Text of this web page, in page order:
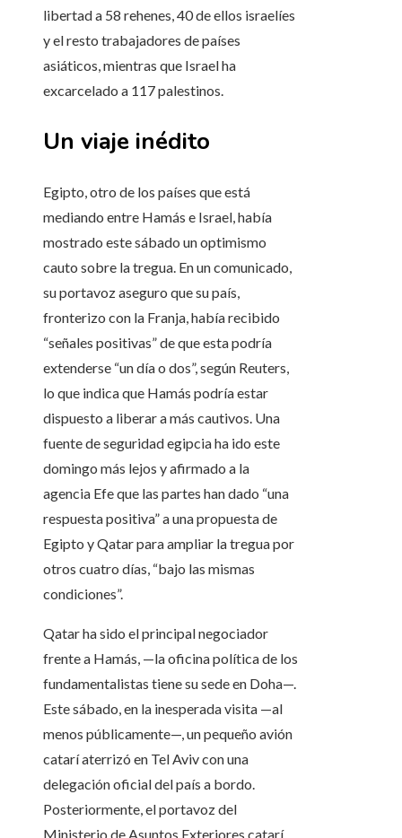
libertad a 58 rehenes, 40 de ellos israelíes
y el resto trabajadores de países
asiáticos, mientras que Israel ha
excarcelado a 117 palestinos.
Un viaje inédito
Egipto, otro de los países que está
mediando entre Hamás e Israel, había
mostrado este sábado un optimismo
cauto sobre la tregua. En un comunicado,
su portavoz aseguro que su país,
fronterizo con la Franja, había recibido
“señales positivas” de que esta podría
extenderse “un día o dos”, según Reuters,
lo que indica que Hamás podría estar
dispuesto a liberar a más cautivos. Una
fuente de seguridad egipcia ha ido este
domingo más lejos y afirmado a la
agencia Efe que las partes han dado “una
respuesta positiva” a una propuesta de
Egipto y Qatar para ampliar la tregua por
otros cuatro días, “bajo las mismas
condiciones”.
Qatar ha sido el principal negociador
frente a Hamás, —la oficina política de los
fundamentalistas tiene su sede en Doha—.
Este sábado, en la inesperada visita —al
menos públicamente—, un pequeño avión
catarí aterrizó en Tel Aviv con una
delegación oficial del país a bordo.
Posteriormente, el portavoz del
Ministerio de Asuntos Exteriores catarí,